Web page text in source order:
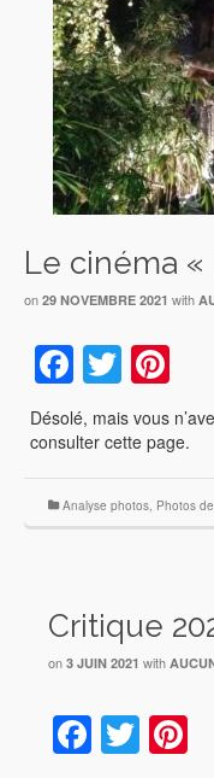
Le cinéma «
on 29 NOVEMBRE 2021 with
Facebook
Twitter
Désolé, mais vous
consulter cette page.
Analyse photos, Photos
Critique
on 3 JUIN 2021 with